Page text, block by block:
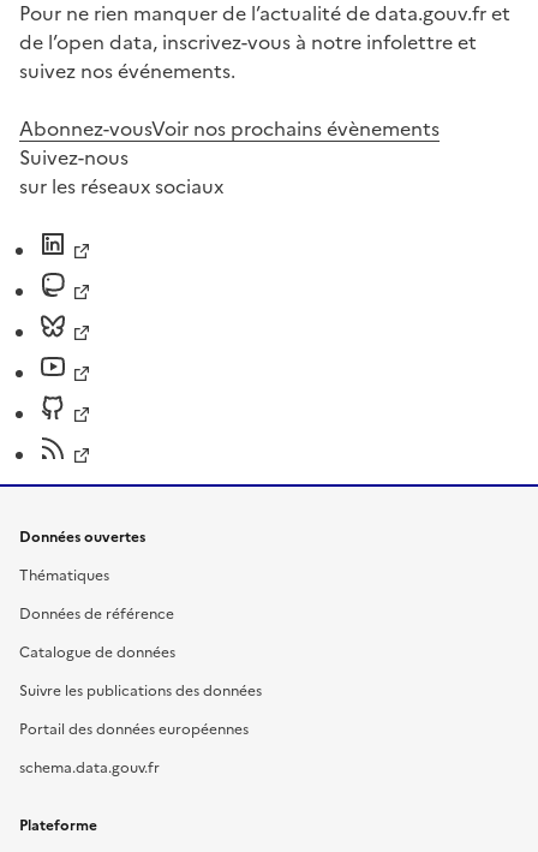
Pour ne rien manquer de l’actualité de data.gouv.fr et
de l’open data, inscrivez-vous à notre infolettre et
suivez nos événements.
Abonnez-vousVoir nos prochains évènements
Suivez-nous
sur les réseaux sociaux
Données ouvertes
Thématiques
Données de référence
Catalogue de données
Suivre les publications des données
Portail des données européennes
schema.data.gouv.fr
Plateforme